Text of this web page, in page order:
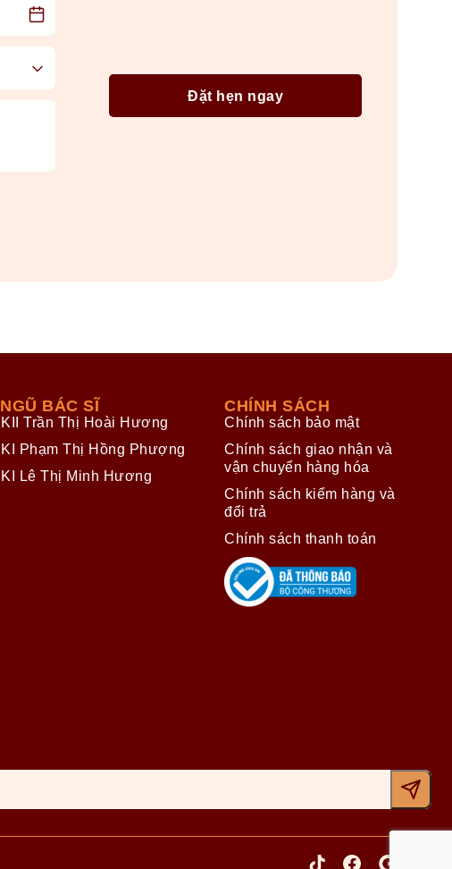
BÁC SĨ
Trần Thị Hoài Hương
Phạm Thị Hồng Phượng
Lê Thị Minh Hương
CHÍNH SÁCH
Chính sách bảo mật
Chính sách giao nhận và
vận chuyển hàng hóa
Chính sách kiểm hàng và
đổi trả
Chính sách thanh toán